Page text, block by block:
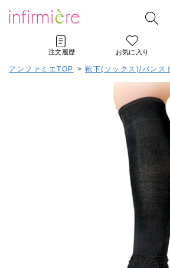
注文履歴 お気に入り
アンファミエTOP > 靴下(ソックス)/パンス